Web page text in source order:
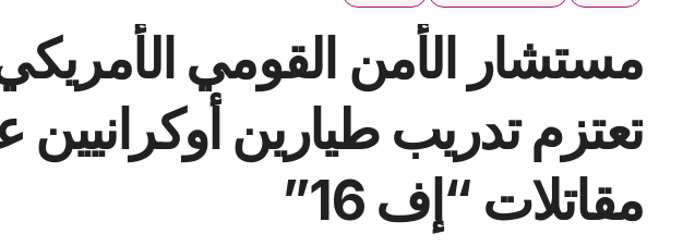
مستشار الأمن القومي
تعتزم تدريب طيارين
مقاتلات “إف 16”